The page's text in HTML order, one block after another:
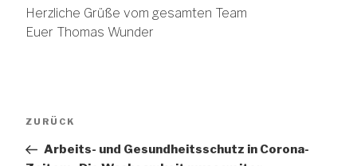
Herzliche Grüße vom gesamten Team
Euer Thomas Wunder
Vorheriger
ZURÜCK
Arbeits- und Gesundheitsschutz in Corona-